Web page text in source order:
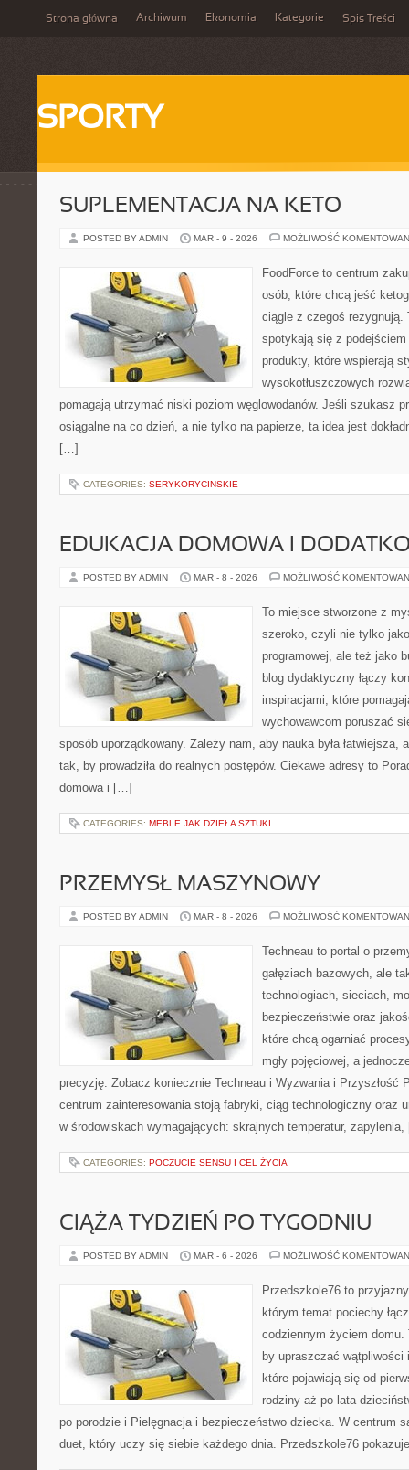
Strona główna Archiwum Ekonomia Kategorie Spis Treści
SPORTY
SUPLEMENTACJA NA KETO
POSTED BY ADMIN MAR - 9 - 2026 MOŻLIWOŚĆ
FoodForce to centrum
osób, które chcą jeść
ciągle z czegoś
spotykają się z
produkty, które wspierają
wysokotłuszczowych
pomagają utrzymać niski poziom węglowodanów. Jeśli szukasz
osiągalne na co dzień, a nie tylko na papierze, ta idea jest
[…]
CATEGORIES: SERYKORYCINSKIE
EDUKACJA DOMOWA I
POSTED BY ADMIN MAR - 8 - 2026 MOŻLIWOŚĆ
To miejsce stworzone z
szeroko, czyli nie tylko
programowej, ale też jako
blog dydaktyczny łączy
inspiracjami, które
wychowawcom poruszać
sposób uporządkowany. Zależy nam, aby nauka była łatwiejsza,
tak, by prowadziła do realnych postępów. Ciekawe adresy to
domowa i […]
CATEGORIES: MEBLE JAK DZIEŁA SZTUKI
PRZEMYSŁ MASZYNOWY
POSTED BY ADMIN MAR - 8 - 2026 MOŻLIWOŚĆ
Techneau to portal o
gałęziach bazowych, ale
technologiach, sieciach,
bezpieczeństwie oraz
które chcą ogarniać
mgły pojęciowej, a
precyzję. Zobacz koniecznie Techneau i Wyzwania i Przyszłość
centrum zainteresowania stoją fabryki, ciąg technologiczny oraz
w środowiskach wymagających: skrajnych temperatur,
CATEGORIES: POCZUCIE SENSU I CEL ŻYCIA
CIĄŻA TYDZIEŃ PO TYGODNIU
POSTED BY ADMIN MAR - 6 - 2026 MOŻLIWOŚĆ
Przedszkole76 to
którym temat pociechy
codziennym życiem
by upraszczać wątpliwości
które pojawiają się od
rodziny aż po lata
po porodzie i Pielęgnacja i bezpieczeństwo dziecka. W centrum
duet, który uczy się siebie każdego dnia. Przedszkole76